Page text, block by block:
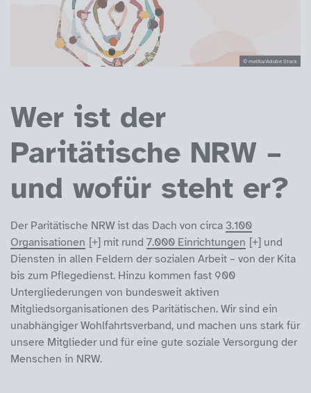
© melita/Adobe Stock
Wer ist der
Paritätische NRW –
und wofür steht er?
Der Paritätische NRW ist das Dach von circa 3.100
Organisationen
mit rund 7.000 Einrichtungen
und
Diensten in allen Feldern der sozialen Arbeit – von der Kita
bis zum Pflegedienst. Hinzu kommen fast 900
Untergliederungen von bundesweit aktiven
Mitgliedsorganisationen des Paritätischen. Wir sind ein
unabhängiger Wohlfahrtsverband, und machen uns stark für
unsere Mitglieder und für eine gute soziale Versorgung der
Menschen in NRW.